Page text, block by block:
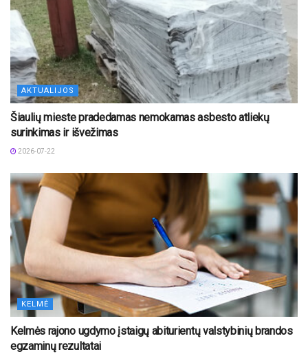
AKTUALIJOS
Šiaulių mieste pradedamas nemokamas asbesto atliekų
surinkimas ir išvežimas
2026-07-22
KELMĖ
Kelmės rajono ugdymo įstaigų abiturientų valstybinių brandos
egzaminų rezultatai